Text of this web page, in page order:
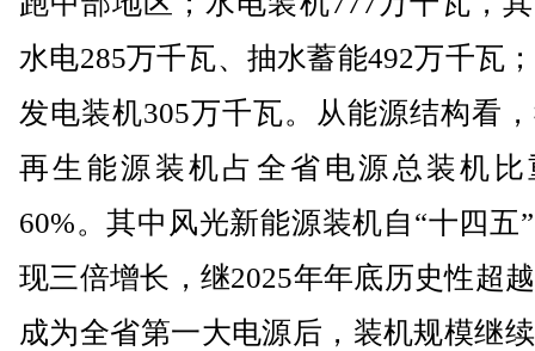
水电285万千瓦、抽水蓄能492万千瓦
发电装机305万千瓦。从能源结构看
再生能源装机占全省电源总装机比
60%。其中风光新能源装机自“十四五
现三倍增长，继2025年年底历史性超
成为全省第一大电源后，装机规模继